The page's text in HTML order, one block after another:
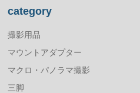
category
撮影用品
マウントアダプター
マクロ・パノラマ撮影
三脚